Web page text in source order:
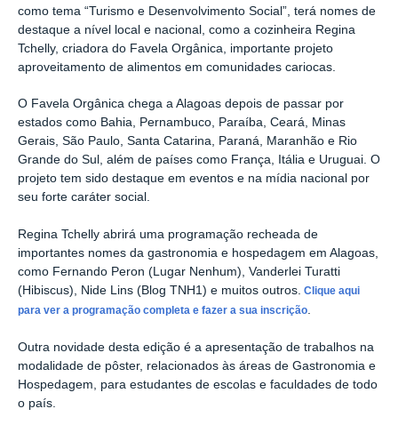
como tema “Turismo e Desenvolvimento Social”, terá nomes de
destaque a nível local e nacional, como a cozinheira Regina
Tchelly, criadora do Favela Orgânica, importante projeto
aproveitamento de alimentos em comunidades cariocas.
O Favela Orgânica chega a Alagoas depois de passar por
estados como Bahia, Pernambuco, Paraíba, Ceará, Minas
Gerais, São Paulo, Santa Catarina, Paraná, Maranhão e Rio
Grande do Sul, além de países como França, Itália e Uruguai. O
projeto tem sido destaque em eventos e na mídia nacional por
seu forte caráter social.
Regina Tchelly abrirá uma programação recheada de
importantes nomes da gastronomia e hospedagem em Alagoas,
como Fernando Peron (Lugar Nenhum), Vanderlei Turatti
(Hibiscus), Nide Lins (Blog TNH1) e muitos outros. Clique aqui
para ver a programação completa e fazer a sua inscrição
Outra novidade desta edição é a apresentação de trabalhos na
modalidade de pôster, relacionados às áreas de Gastronomia e
Hospedagem, para estudantes de escolas e faculdades de todo
o país.